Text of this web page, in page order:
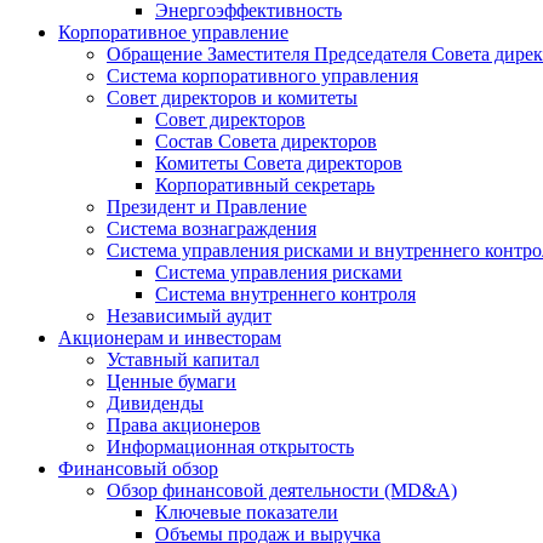
Энергоэффективность
Корпоративное управление
Обращение Заместителя Председателя Совета
Система корпоративного управления
Совет директоров и комитеты
Совет директоров
Состав Совета директоров
Комитеты Совета директоров
Корпоративный секретарь
Президент и Правление
Система вознаграждения
Система управления рисками и внутреннего
Система управления рисками
Система внутреннего контроля
Независимый аудит
Акционерам и инвесторам
Уставный капитал
Ценные бумаги
Дивиденды
Права акционеров
Информационная открытость
Финансовый обзор
Обзор финансовой деятельности (MD&A)
Ключевые показатели
Объемы продаж и выручка